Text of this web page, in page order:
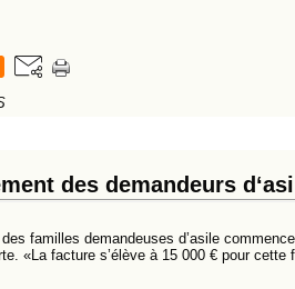
des demandeurs
familles demandeuses d’asile
«La facture s’élève à 15 000 € pour